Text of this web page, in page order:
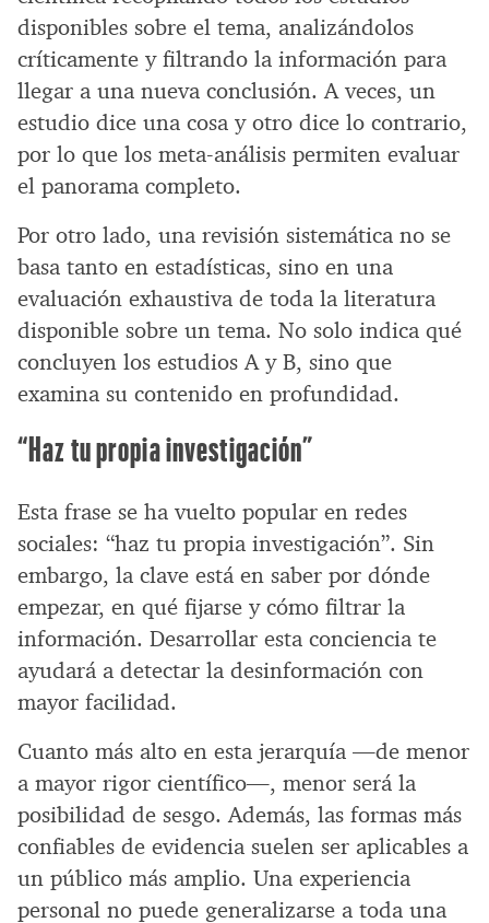
disponibles sobre el tema, analizándolos
críticamente y filtrando la información para
llegar a una nueva conclusión. A veces, un
estudio dice una cosa y otro dice lo contrario,
por lo que los meta-análisis permiten evaluar
el panorama completo.
Por otro lado, una revisión sistemática no se
basa tanto en estadísticas, sino en una
evaluación exhaustiva de toda la literatura
disponible sobre un tema. No solo indica qué
concluyen los estudios A y B, sino que
examina su contenido en profundidad.
“Haz tu propia investigación”
Esta frase se ha vuelto popular en redes
sociales: “haz tu propia investigación”. Sin
embargo, la clave está en saber por dónde
empezar, en qué fijarse y cómo filtrar la
información. Desarrollar esta conciencia te
ayudará a detectar la desinformación con
mayor facilidad.
Cuanto más alto en esta jerarquía —de menor
a mayor rigor científico—, menor será la
posibilidad de sesgo. Además, las formas más
confiables de evidencia suelen ser aplicables a
un público más amplio. Una experiencia
personal no puede generalizarse a toda una